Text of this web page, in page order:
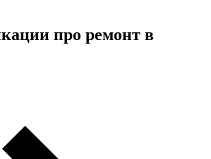
про ремонт в